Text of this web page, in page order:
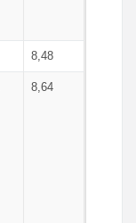
8,48
8,64